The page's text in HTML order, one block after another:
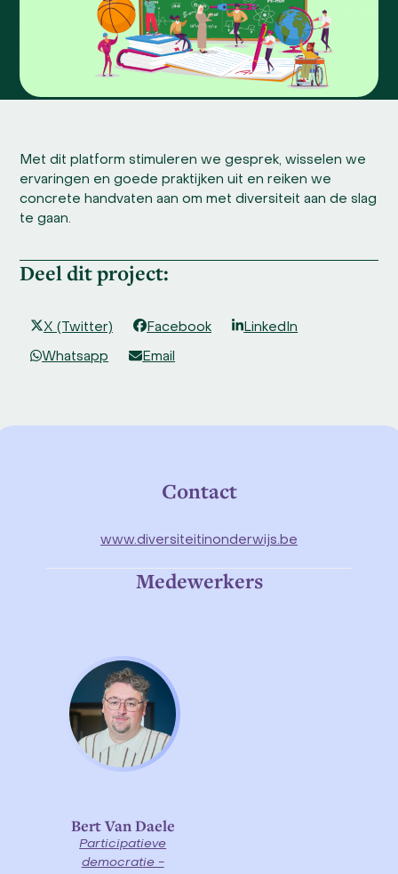
Met dit platform stimuleren we gesprek, wisselen we
ervaringen en goede praktijken uit en reiken we
concrete handvaten aan om met diversiteit aan de slag
te gaan.
Deel dit project:
X (Twitter) Facebook LinkedIn
Whatsapp Email
Contact
www.diversiteitinonderwijs.be
Medewerkers
Bert Van Daele
Participatieve
democratie -